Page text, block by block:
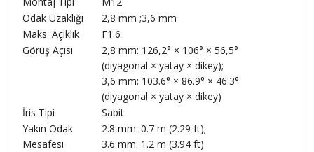
Odak Uzaklığı
2,8 mm ;3,6 mm
Maks. Açıklık
F1.6
Görüş Açısı
2,8 mm: 126,2° × 106° × 56,5°
(diyagonal × yatay × dikey);
3,6 mm: 103.6° × 86.9° × 46.3°
(diyagonal × yatay × dikey)
İris Tipi
Sabit
Yakın Odak
Mesafesi
2.8 mm: 0.7 m (2.29 ft);
3.6 mm: 1.2 m (3.94 ft)